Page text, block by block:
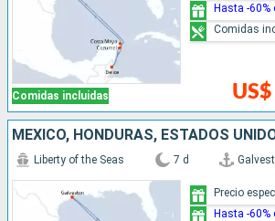
Comidas incluidas
Hasta -60%
Comidas
MÉXICO, HONDURAS, ESTADOS
Liberty of the Seas 7 d
Precio
Hasta -60%